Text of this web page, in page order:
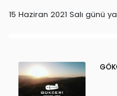
15 Haziran 2021 Salı günü